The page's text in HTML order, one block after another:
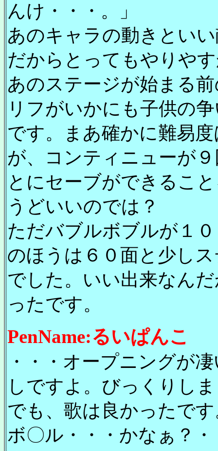
んけ・・・。」
あのキャラの動きとい
だからとってもやりや
あのステージが始まる
リフがいかにも子供の
です。まあ確かに難易
が、コンティニューが
とにセーブができるこ
うどいいのでは？
ただバブルボブルが１
のほうは６０面と少し
でした。いい出来なん
ったです。
PenName:るいぱんこ
・・・オープニングが
しですよ。びっくりし
でも、歌は良かったで
ボ〇ル・・・かなぁ？